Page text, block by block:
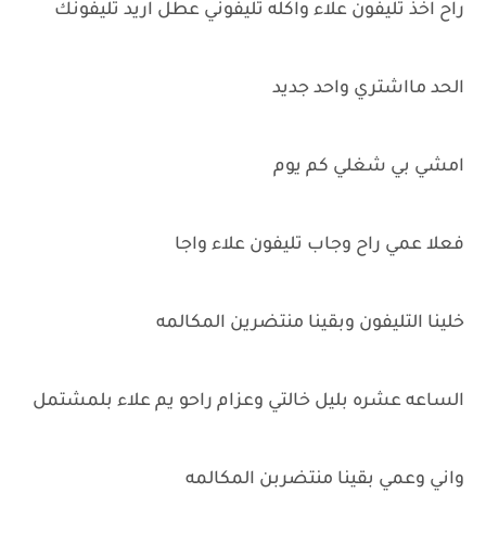
راح اخذ تليفون علاء واكله تليفوني عطل اريد تليفونك
الحد مااشتري واحد جديد
امشي بي شغلي كم يوم
فعلا عمي راح وجاب تليفون علاء واجا
خلينا التليفون وبقينا منتضرين المكالمه
الساعه عشره بليل خالتي وعزام راحو يم علاء بلمشتمل
واني وعمي بقينا منتضربن المكالمه